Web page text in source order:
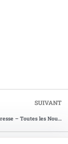
SUIVANT
Article de presse – Toutes les Nouvelles du 24/06/2015